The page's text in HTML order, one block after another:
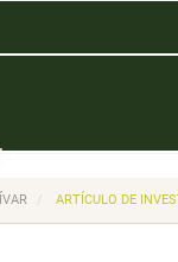
ARTÍCULO DE